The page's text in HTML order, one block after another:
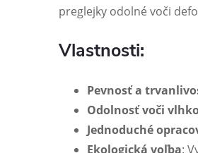
preglejky odolné voči
Vlastnosti:
Pevnosť a
Odolnosť voči
Jednoduché
Ekologická voľba: